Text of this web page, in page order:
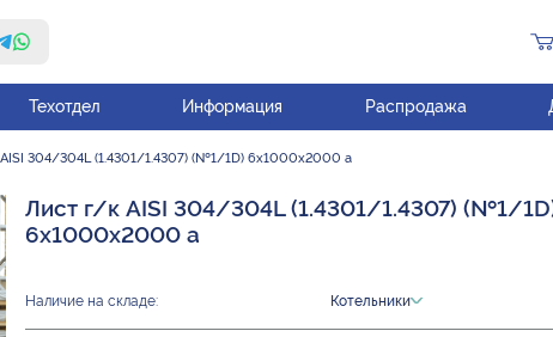
Техотдел Информация Распродажа
304/304L (1.4301/1.4307) (№1/1D) 6х1000х2000 а
Лист г/к AISI 304/304L (1.4301/1.4307) (№1/
6х1000х2000 а
Наличие на складе: Котельники